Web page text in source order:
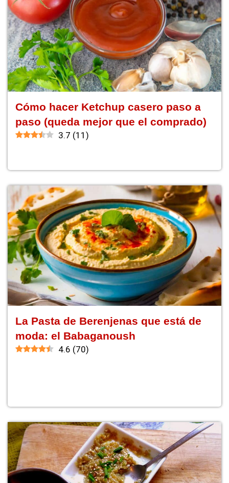
Cómo hacer Ketchup casero paso a
paso (queda mejor que el comprado)
3.7 (11 )
La Pasta de Berenjenas que está de
moda: el Babaganoush
4.6 (70)